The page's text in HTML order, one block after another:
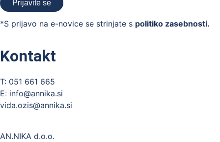
*S prijavo na e-novice se strinjate s politiko zasebnosti.
Kontakt
T: 051 661 665
E: info@annika.si
vida.ozis@annika.si
AN.NIKA d.o.o.